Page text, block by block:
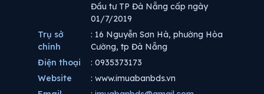
Đầu tư TP Đà Nẵng cấp ngày
01/7/2019
Trụ sở
chính
: 16 Nguyễn Sơn Hà, phường Hòa
Cường, tp Đà Nẵng
Điện thoại
: 0935373173
Website
: www.imuabanbds.vn